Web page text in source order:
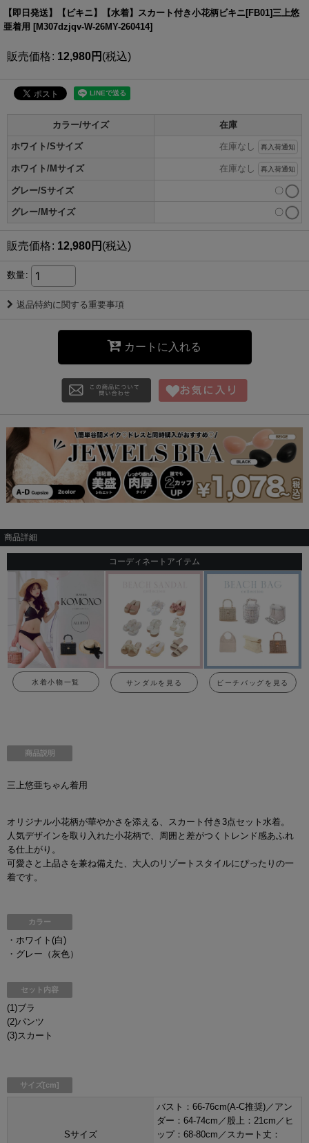
【即日発送】【ビキニ】【水着】スカート付き小花柄ビキニ[FB01]三上悠
亜着用 [M307dzjqv-W-26MY-260414]
販売価格: 12,980円 (税込)
カラー/サイズ 在庫
ホワイト/Sサイズ 在庫なし 再入荷通知
ホワイト/Mサイズ 在庫なし 再入荷通知
グレー/Sサイズ 〇
グレー/Mサイズ 〇
販売価格: 12,980円 (税込)
数量:
返品特約に関する重要事項
カートに入れる
商品詳細
コーディネートアイテム
水着小物一覧 サンダルを見る ビーチバッグを見る
商品説明
三上悠亜ちゃん着用
オリジナル小花柄が華やかさを添える、スカート付き3点セット水着。
人気デザインを取り入れた小花柄で、周囲と差がつくトレンド感あふれ
る仕上がり。
可愛さと上品さを兼ね備えた、大人のリゾートスタイルにぴったりの一
着です。
カラー
・ホワイト(白)
・グレー（灰色）
セット内容
(1)ブラ
(2)パンツ
(3)スカート
サイズ[cm]
Sサイズ
バスト：66-76cm(A-C推奨)／アン
ダー：64-74cm／股上：21cm／ヒ
ップ：68-80cm／スカート丈：